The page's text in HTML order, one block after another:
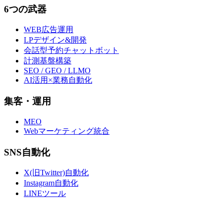
6つの武器
WEB広告運用
LPデザイン&開発
会話型予約チャットボット
計測基盤構築
SEO / GEO / LLMO
AI活用×業務自動化
集客・運用
MEO
Webマーケティング統合
SNS自動化
X(旧Twitter)自動化
Instagram自動化
LINEツール